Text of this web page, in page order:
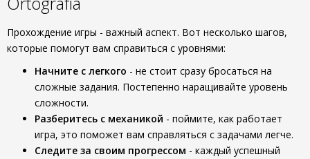
Прохождение игры - важный аспект. Вот несколько шагов,
которые помогут вам справиться с уровнями:
Начните с легкого - не стоит сразу бросаться на
сложные задания. Постепенно наращивайте уровень
сложности.
Разберитесь с механикой - поймите, как работает
игра, это поможет вам справляться с задачами легче.
Следите за своим прогрессом - каждый успешный